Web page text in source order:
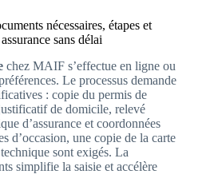
nécessaires, étapes et
sans délai
chez MAIF s’effectue en ligne ou
Le processus demande
: copie du permis de
de domicile, relevé
d’assurance et coordonnées
d’occasion, une copie de la carte
sont exigés. La
simplifie la saisie et accélère